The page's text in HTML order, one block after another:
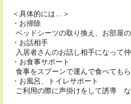
＜具体的には…＞
・お掃除
ベッドシーツの取り換え、お部屋
・お話相手
入居者さんのお話し相手になって
・お食事サポート
食事をスプーンで運んで食べても
・お風呂、トイレサポート
ご利用の際に声掛けをして誘導